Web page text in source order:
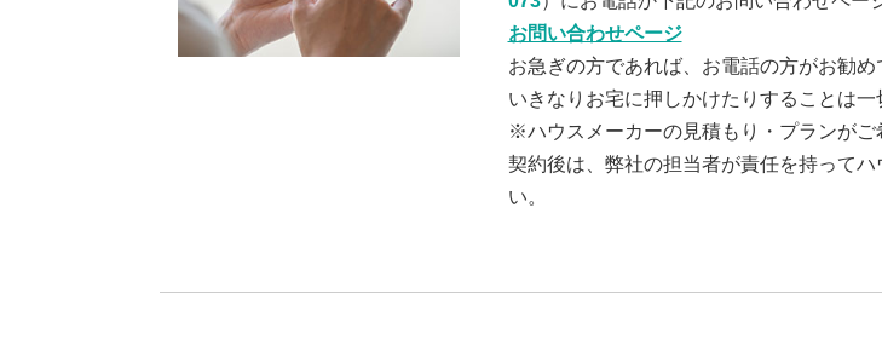
お問い合わせページ
お急ぎの方であれば、お電話の方がお勧め
いきなりお宅に押しかけたりすることは一
※ハウスメーカーの見積もり・プランがご
契約後は、弊社の担当者が責任を持って
い。